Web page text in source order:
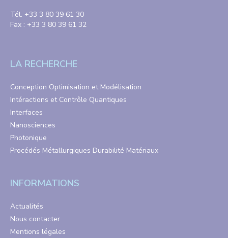
Tél. +33 3 80 39 61 30
Fax : +33 3 80 39 61 32
LA RECHERCHE
Conception Optimisation et Modélisation
Intéractions et Contrôle Quantiques
Interfaces
Nanosciences
Photonique
Procédés Métallurgiques Durabilité Matériaux
INFORMATIONS
Actualités
Nous contacter
Mentions légales